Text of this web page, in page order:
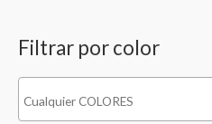
Filtrar por color